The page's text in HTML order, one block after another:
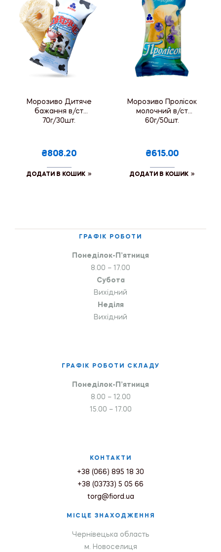
Морозиво Дитяче
бажання в/ст
70г/30шт.
₴808.20
ДОДАТИ В КОШИК
Морозиво Пролісок
молочний в/ст
60г/50шт.
₴615.00
ДОДАТИ В КОШИК
ГРАФІК РОБОТИ
Понеділок-П’ятниця
8.00 – 17.00
Субота
Вихідний
Неділя
Вихідний
ГРАФІК РОБОТИ СКЛАДУ
Понеділок-П’ятниця
8.00 – 12.00
15.00 – 17.00
КОНТАКТИ
+38 (066) 895 18 30
+38 (03733) 5 05 66
torg@fiord.ua
МІСЦЕ ЗНАХОДЖЕННЯ
Чернівецька область
м. Новоселиця